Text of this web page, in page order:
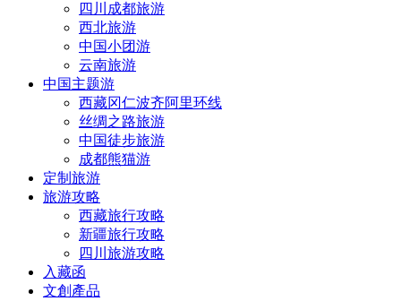
四川成都旅游
西北旅游
中国小团游
云南旅游
中国主题游
西藏冈仁波齐阿里环线
丝绸之路旅游
中国徒步旅游
成都熊猫游
定制旅游
旅游攻略
西藏旅行攻略
新疆旅行攻略
四川旅游攻略
入藏函
文創產品